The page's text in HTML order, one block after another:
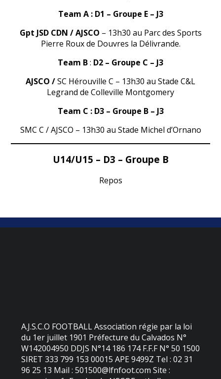
Team A : D1 – Groupe E – J3
Gpt JSD CDN / AJSCO – 13h30 au Parc des Sports
Pierre Roux de Douvres la Délivrande.
Team B: D2 – Groupe C – J3
AJSCO /SC Hérouville C – 13h30 au Stade C&L
Legrand de Colleville Montgomery
Team C : D3 – Groupe B – J3
SMC C / AJSCO – 13h30 au Stade Michel d’Ornano
U14/U15 – D3 – Groupe B
Repos
A.J.S.C.O FOOTBALL Association régie par la loi
du 1er juillet 1901 Préfecture du Calvados N°
W142004950 DDJS N°14 186 174 F.F.F N° 50 1500
SIRET 333 799 153 00015 APE 9499Z Tel : 02 31
96 25 13 Mail : 501500@lfnfoot.com Site :